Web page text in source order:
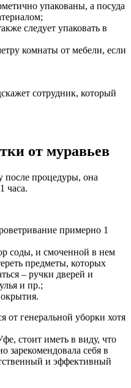
упакованы, а посуда
следует упаковать в
комнаты от мебели, если
сотрудник, который
от муравьев
после процедуры, она
часа.
примерно 1
соды, и смоченной в нем
предметы, которых
– ручки дверей и
и пр.;
от генеральной уборки хотя
стоит иметь в виду, что
зарекомендовала себя в
и эффективный